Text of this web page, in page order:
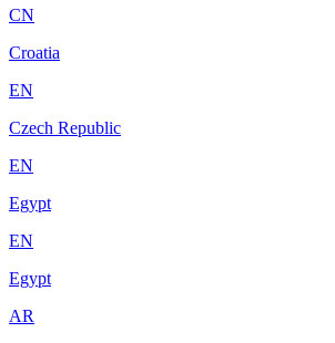
CN
Croatia
EN
Czech Republic
EN
Egypt
EN
Egypt
AR